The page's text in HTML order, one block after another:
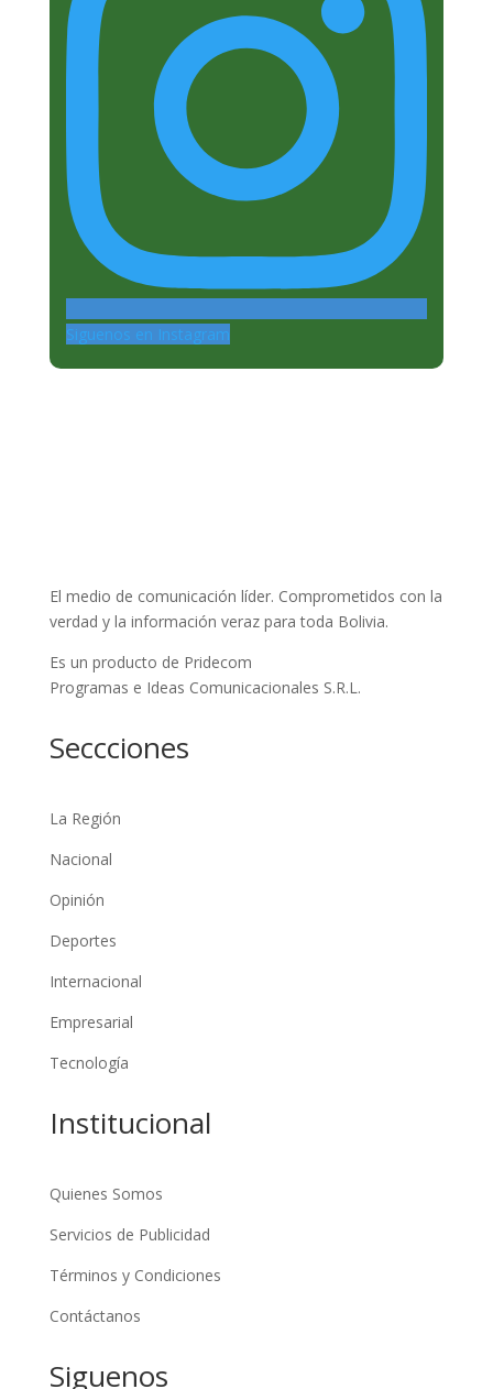
Siguenos en Instagram
El medio de comunicación líder. Comprometidos con la
verdad y la información veraz para toda Bolivia.
Es un producto de Pridecom
Programas e Ideas Comunicacionales S.R.L.
Seccciones
La Región
Nacional
Opinión
Deportes
Internacional
Empresarial
Tecnología
Institucional
Quienes Somos
Servicios de Publicidad
Términos y Condiciones
Contáctanos
Siguenos